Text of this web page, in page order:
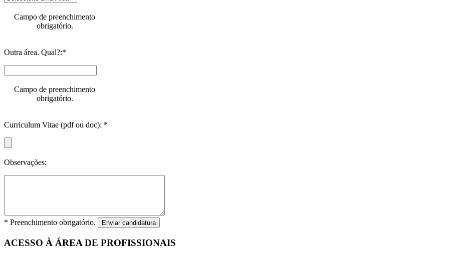
Campo de preenchimento
obrigatório.
Outra área. Qual?:*
Campo de preenchimento
obrigatório.
Curriculum Vitae (pdf ou doc): *
Observações:
* Preenchimento obrigatório. Enviar candidatura
ACESSO À ÁREA DE PROFISSIONAIS